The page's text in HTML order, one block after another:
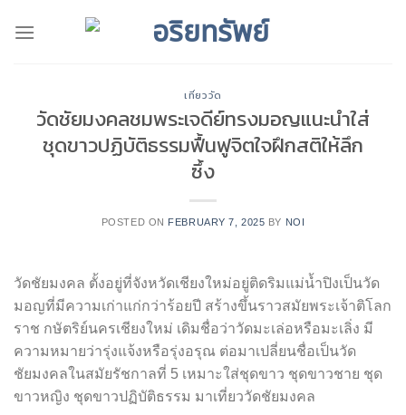
เที่ยววัด
วัดชัยมงคลชมพระเจดีย์ทรงมอญแนะนำใส่
ชุดขาวปฏิบัติธรรมฟื้นฟูจิตใจฝึกสติให้ลึก
ซึ้ง
POSTED ON FEBRUARY 7, 2025 BY NOI
วัดชัยมงคล ตั้งอยู่ที่จังหวัดเชียงใหม่อยู่ติดริมแม่น้ำปิงเป็นวัด
มอญที่มีความเก่าแก่กว่าร้อยปี สร้างขึ้นราวสมัยพระเจ้าติโลก
ราช กษัตริย์นครเชียงใหม่ เดิมชื่อว่าวัดมะเล่อหรือมะเลิ่ง มี
ความหมายว่ารุ่งแจ้งหรือรุ่งอรุณ ต่อมาเปลี่ยนชื่อเป็นวัด
ชัยมงคลในสมัยรัชกาลที่ 5 เหมาะใส่ชุดขาว ชุดขาวชาย ชุด
ขาวหญิง ชุดขาวปฏิบัติธรรม มาเที่ยววัดชัยมงคล